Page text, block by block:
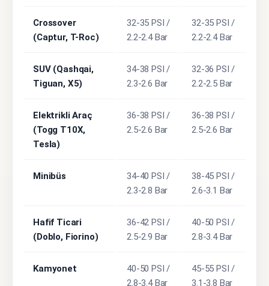
Crossover
(Captur, T-Roc)
32-35 PSI /
2.2-2.4 Bar
32-35 PSI /
2.2-2.4 Bar
SUV (Qashqai,
Tiguan, X5)
34-38 PSI /
2.3-2.6 Bar
32-36 PSI /
2.2-2.5 Bar
Elektrikli Araç
(Togg T10X,
Tesla)
36-38 PSI /
2.5-2.6 Bar
36-38 PSI /
2.5-2.6 Bar
Minibüs
34-40 PSI /
2.3-2.8 Bar
38-45 PSI /
2.6-3.1 Bar
Hafif Ticari
(Doblo, Fiorino)
36-42 PSI /
2.5-2.9 Bar
40-50 PSI /
2.8-3.4 Bar
Kamyonet
40-50 PSI /
2.8-3.4 Bar
45-55 PSI /
3.1-3.8 Bar